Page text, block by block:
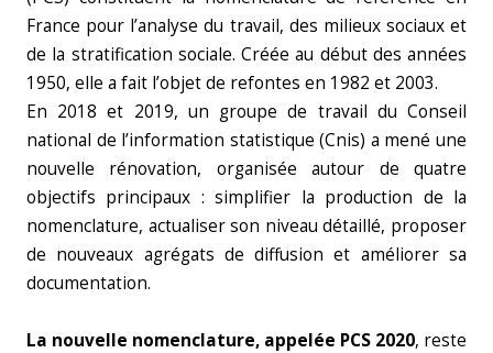
France pour l’analyse du travail, des milieux sociaux et
de la stratification sociale. Créée au début des années
1950, elle a fait l’objet de refontes en 1982 et 2003.
En 2018 et 2019, un groupe de travail du Conseil
national de l’information statistique (Cnis) a mené une
nouvelle rénovation, organisée autour de quatre
objectifs principaux : simplifier la production de la
nomenclature, actualiser son niveau détaillé, proposer
de nouveaux agrégats de diffusion et améliorer sa
documentation.
La nouvelle nomenclature, appelée PCS 2020, reste